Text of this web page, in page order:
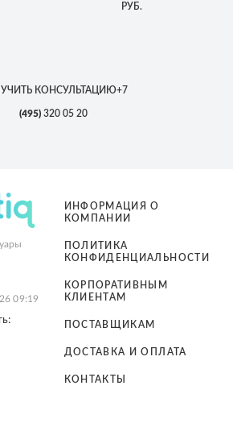
РУБ.
КОНСУЛЬТАЦИЮ+7
(495)320 05 20
09:19
ИНФОРМАЦИЯ О
КОМПАНИИ
ПОЛИТИКА
КОНФИДЕНЦИАЛЬНОСТИ
КОРПОРАТИВНЫМ
КЛИЕНТАМ
ПОСТАВЩИКАМ
ДОСТАВКА И ОПЛАТА
КОНТАКТЫ